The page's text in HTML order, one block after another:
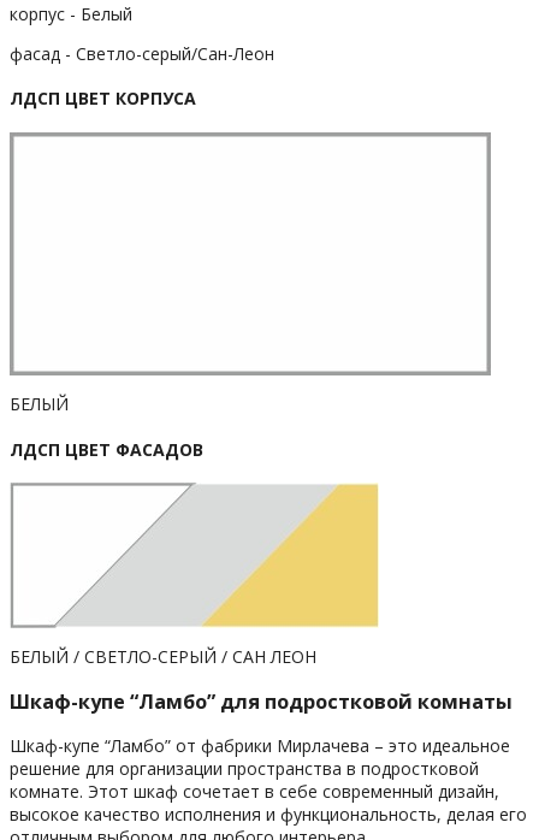
корпус - Белый
фасад - Светло-серый/Сан-Леон
ЛДСП ЦВЕТ КОРПУСА
БЕЛЫЙ
ЛДСП ЦВЕТ ФАСАДОВ
БЕЛЫЙ / СВЕТЛО-СЕРЫЙ / САН ЛЕОН
Шкаф-купе “Ламбо” для подростковой комнаты
Шкаф-купе “Ламбо” от фабрики Мирлачева – это идеальное
решение для организации пространства в подростковой
комнате. Этот шкаф сочетает в себе современный дизайн,
высокое качество исполнения и функциональность, делая его